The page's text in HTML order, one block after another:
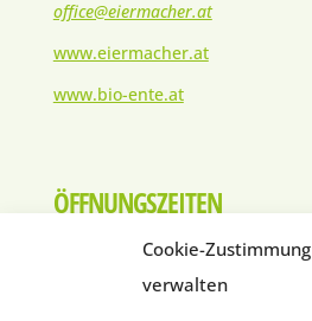
Cookie-Zustimmung
verwalten
office@eiermacher.at
www.eiermacher.at
www.bio-ente.at
ÖFFNUNGSZEITEN
7.30 Uhr – 12.00 Uhr
13.00 Uhr – 17.00 Uhr